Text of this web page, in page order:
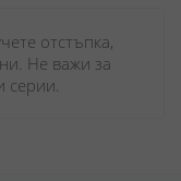
отстъпка,
Не важи за
серии.